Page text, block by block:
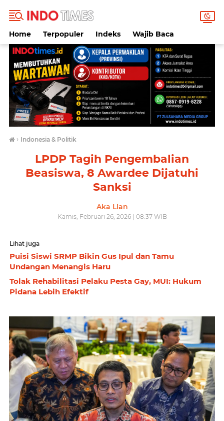
Home Terpopuler Indeks Wajib Baca
› Indonesia & Politik
LPDP Tagih Pengembalian
Beasiswa, 8 Awardee Dijatuhi
Sanksi
Aka Lian
Kamis, Februari 26, 2026 | 08:37 WIB
Lihat juga
Puisi Siswi SRMP Bikin Gus Ipul dan Tamu
Undangan Menangis Haru
Tolak Rehabilitasi Pelaku Pesta Gay, MUI: Hukum
Pidana Lebih Efektif